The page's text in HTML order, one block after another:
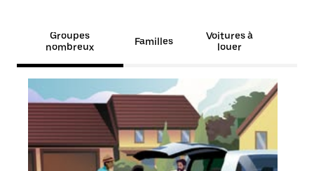
Groupes
nombreux
Familles
Voitures à
louer